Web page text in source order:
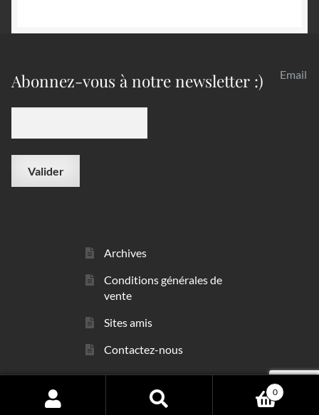
Abonnez-vous à notre newsletter :) Email
Archives
Conditions générales de
vente
Sites amis
Contactez-nous
© sarl Les Minéraux 2006 - 2026
Search
0